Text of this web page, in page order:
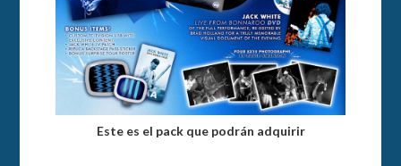
Este es el pack que podrán adquirir